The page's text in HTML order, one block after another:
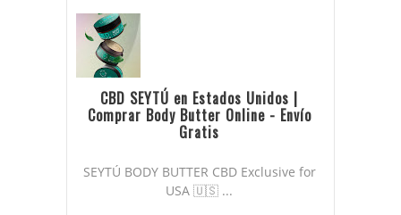
CBD SEYTÚ en Estados Unidos |
Comprar Body Butter Online - Envío
Gratis
SEYTÚ BODY BUTTER CBD Exclusive for
USA 🇺🇸 ...